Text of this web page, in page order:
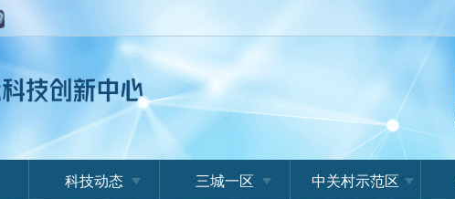
科技动态 三城一区 中关村示范区